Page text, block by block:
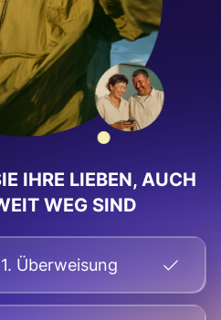
IHRE LIEBEN, AUCH
WEG SIND
Überweisung